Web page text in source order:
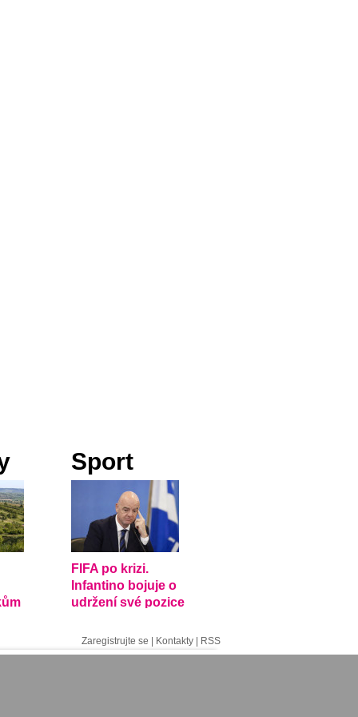
Sport
FIFA po krizi.
Infantino bojuje o
udržení své pozice
Zaregistrujte se | Kontakty | RSS